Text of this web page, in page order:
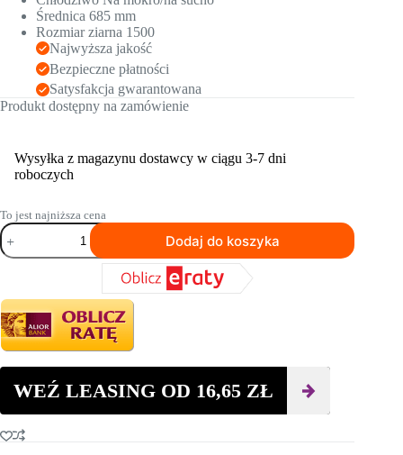
Średnica 685 mm
Rozmiar ziarna 1500
Najwyższa jakość
Bezpieczne płatności
Satysfakcja gwarantowana
Produkt dostępny na zamówienie
Wysyłka z magazynu dostawcy w ciągu 3-7 dni
roboczych
To jest najniższa cena
ilość
Podkładka
polerska
ELITE-
POLISH™
EM
1500
D/W
27"
/
685
mm
Dodaj do koszyka
WEŹ LEASING OD 16,65 ZŁ